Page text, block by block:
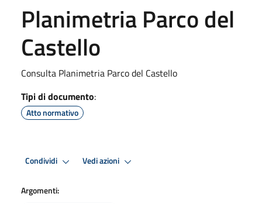
Planimetria Parco del
Castello
Consulta Planimetria Parco del Castello
Tipi di documento:
Atto normativo
Condividi Vedi azioni
Argomenti: